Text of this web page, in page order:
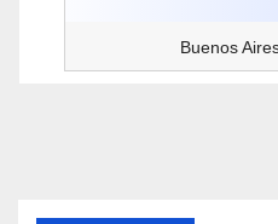
Buenos